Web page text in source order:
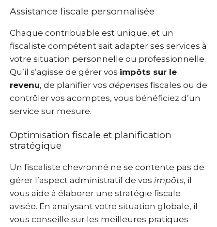
Assistance fiscale personnalisée
Chaque contribuable est unique, et un
fiscaliste compétent sait adapter ses services à
votre situation personnelle ou professionnelle.
Qu’il s’agisse de gérer vos impôts sur le
revenu, de planifier vos dépenses fiscales ou de
contrôler vos acomptes, vous bénéficiez d’un
service sur mesure.
Optimisation fiscale et planification
stratégique
Un fiscaliste chevronné ne se contente pas de
gérer l’aspect administratif de vos impôts, il
vous aide à élaborer une stratégie fiscale
avisée. En analysant votre situation globale, il
vous conseille sur les meilleures pratiques